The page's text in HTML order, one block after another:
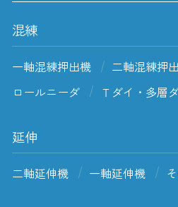
混練
一軸混練押出機 二軸混練押
ロールニーダ
Ｔダイ・多層
延伸
二軸延伸機 一軸延伸機